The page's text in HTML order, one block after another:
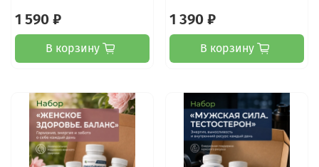
1 590 ₽
В корзину
1 390 ₽
В корзину